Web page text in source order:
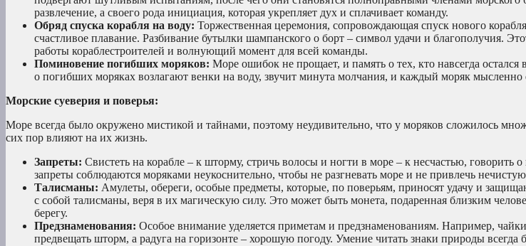
развлечение, а своего рода инициация, которая укрепляет дух и сплачивает команду.
Обряд спуска корабля на воду: Торжественная церемония, сопровождающая спуск нового
счастливое плавание. Разбивание бутылки шампанского о борт – символ удачи и благополучия.
работы кораблестроителей и волнующий момент для всей команды.
Поминовение погибших моряков: Море ошибок не прощает, и память о тех, кто навсегда остался
о погибших моряках возлагают венки на воду, звучит минута молчания, и каждый моряк мысленно
Морские суеверия и поверья:
Море всегда было окружено мистикой и тайнами, поэтому неудивительно, что у моряков сложилось
сих пор влияют на их жизнь.
Запреты: Свистеть на корабле – к шторму, стричь волосы и ногти в море – к несчастью, говорить
запреты соблюдаются моряками неукоснительно, чтобы не разгневать море и не привлечь
Талисманы: Амулеты, обереги, особые предметы, которые, по поверьям, приносят удачу и
с собой талисманы, веря в их магическую силу. Это может быть монета, подаренная близким
берегу.
Предзнаменования: Особое внимание уделяется приметам и предзнаменованиям. Например,
предвещать шторм, а радуга на горизонте – хорошую погоду. Умение читать знаки природы